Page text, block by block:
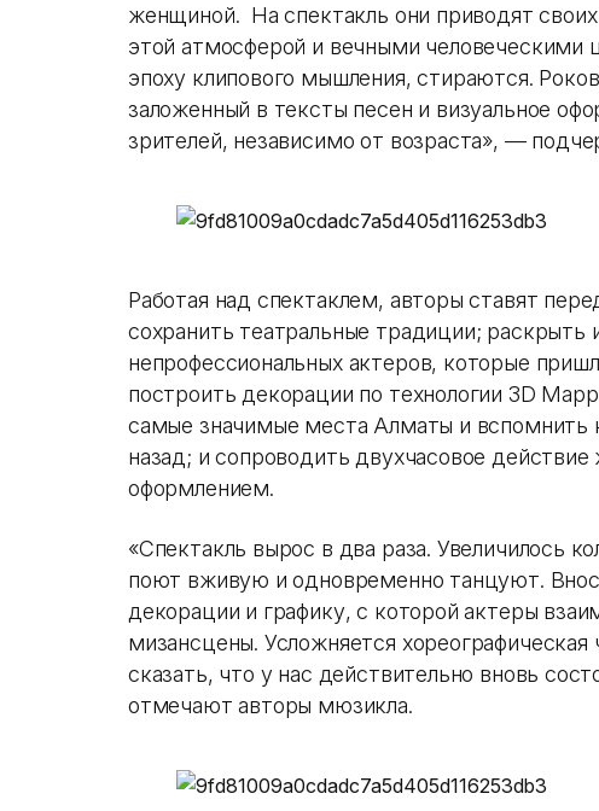
женщиной. На спектакль они приводят
этой атмосферой и вечными человеческими
эпоху клипового мышления, стираются.
заложенный в тексты песен и визуальное
зрителей, независимо от возраста», —
Работая над спектаклем, авторы ставят
сохранить театральные традиции; раскрыть
непрофессиональных актеров, которые
построить декорации по технологии 3D
самые значимые места Алматы и вспомнить
назад; и сопроводить двухчасовое
оформлением.
«Спектакль вырос в два раза. Увеличилось
поют вживую и одновременно танцуют.
декорации и графику, с которой актеры
мизансцены. Усложняется
сказать, что у нас действительно вновь
отмечают авторы мюзикла.